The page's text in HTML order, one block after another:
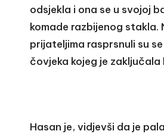
odsjekla i ona se u svojoj
komade razbijenog stakla.
prijateljima rasprsnuli su
čovjeka kojeg je
Hasan je, vidjevši da je